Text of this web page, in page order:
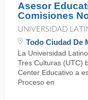
Asesor
Comisiones
UNIVERSIDAD
Todo Ciudad De
La Universidad
Tres Culturas (UTC)
Center Educativo a
Proceso en